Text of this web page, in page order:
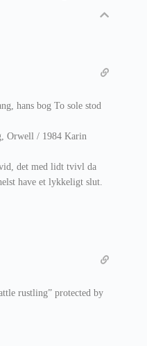
hans bog To sole stod
Orwell / 1984 Karin
det med lidt tvivl da
have et lykkeligt slut.
rustling” protected by